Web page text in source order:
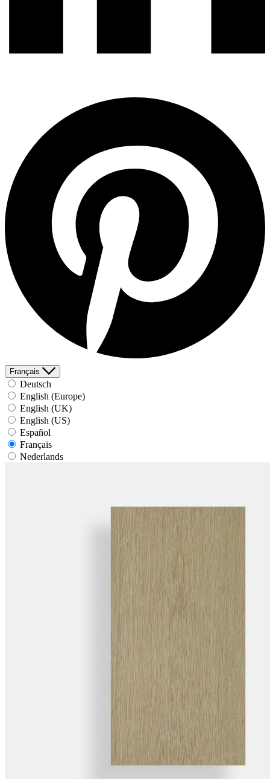
Français
Deutsch
English (Europe)
English (UK)
English (US)
Español
Français
Nederlands